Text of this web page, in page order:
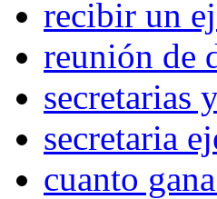
recibir un
reunión de
secretarias
secretaria
cuanto